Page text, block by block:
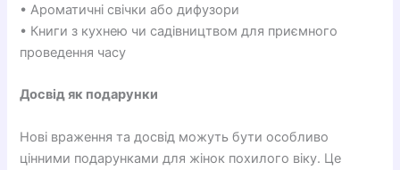
• Ароматичні свічки або дифузори
• Книги з кухнею чи садівництвом для приємного
проведення часу
Досвід як подарунки
Нові враження та досвід можуть бути особливо
цінними подарунками для жінок похилого віку. Це